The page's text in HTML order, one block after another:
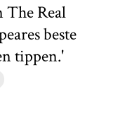
The Real
beste
tippen.'